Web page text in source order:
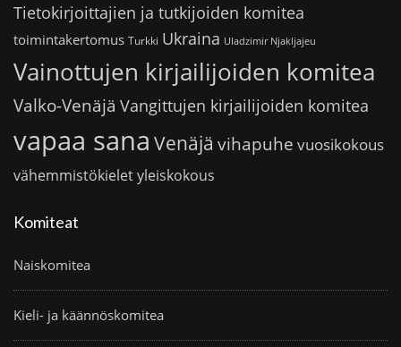
Tietokirjoittajien ja tutkijoiden komitea
toimintakertomus Turkki Ukraina Uladzimir Njakljajeu
Vainottujen kirjailijoiden komitea
Valko-Venäjä Vangittujen kirjailijoiden komitea
vapaa sana Venäjä vihapuhe vuosikokous
vähemmistökieletyleiskokous
Komiteat
Naiskomitea
Kieli- ja käännöskomitea